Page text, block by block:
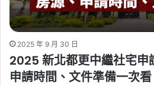
2025 年 9 月 30 日
2025 新北都更中繼社宅申
申請時間、文件準備一次看